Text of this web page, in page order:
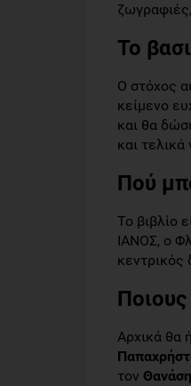
Το
Ο στόχος
κείμενο
και θα
και
Πού
Το βιβλίο
ΙΑΝΟΣ, ο
κεντρικός
Αρχικά θα
τον